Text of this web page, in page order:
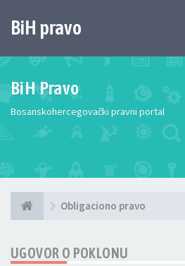
BiH pravo
BiH Pravo
Bosanskohercegovački pravni portal
Obligaciono pravo
UGOVOR O POKLONU